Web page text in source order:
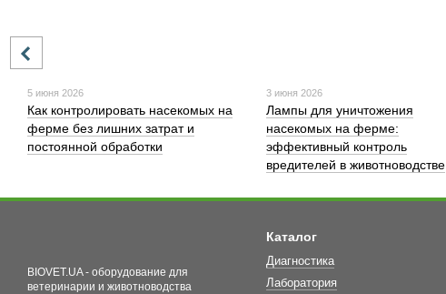
5 июня 2026
Как контролировать насекомых на
ферме без лишних затрат и
постоянной обработки
3 июня 2026
Лампы для уничтожения
насекомых на ферме:
эффективный контроль
вредителей в животноводстве
BIOVET.UA - оборудование для
ветеринарии и животноводства
Каталог
Диагностика
Лаборатория